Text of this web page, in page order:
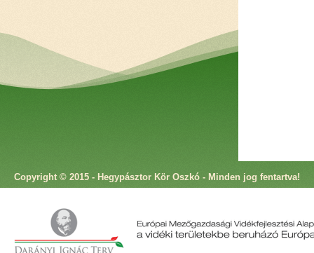
Copyright © 2015 - Hegypásztor Kör Oszkó - Minden jog fentartva!